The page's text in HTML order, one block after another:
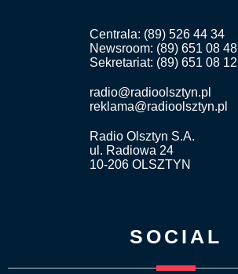
Centrala: (89) 526 44 34
Newsroom: (89) 651 08 48
Sekretariat: (89) 651 08 12
radio@radioolsztyn.pl
reklama@radioolsztyn.pl
Radio Olsztyn S.A.
ul. Radiowa 24
10-206 OLSZTYN
SOCIAL